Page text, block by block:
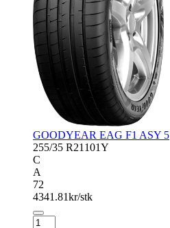
GOODYEAR EAG F1 ASY 5
255/35 R21 101Y
C
A
72
4341.81kr/stk
GOODYEAR